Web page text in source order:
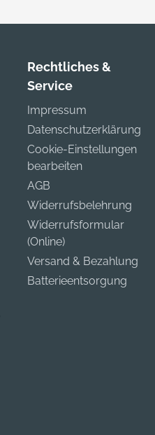
Rechtliches &
Service
Impressum
Datenschutzerklärung
Cookie-Einstellungen
bearbeiten
AGB
Widerrufsbelehrung
Widerrufsformular
(Online)
Versand & Bezahlung
Batterieentsorgung